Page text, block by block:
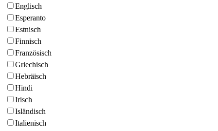
Englisch
Esperanto
Estnisch
Finnisch
Französisch
Griechisch
Hebräisch
Hindi
Irisch
Isländisch
Italienisch